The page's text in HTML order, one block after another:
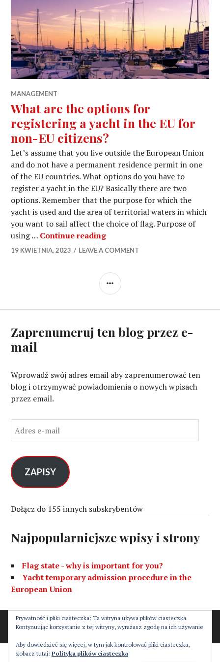
MANAGEMENT
What are the options for
registering a yacht in the EU for
non-EU citizens?
Let’s assume that you live outside the European Union
and do not have a permanent residence permit in one
of the EU countries. What options do you have to
register a yacht in the EU? Basically there are two
options. Remember that the purpose for which the
yacht is used and the area of ​​territorial waters in which
you want to sail affect the choice of flag. Purpose of
using … Continue readingWhat are the options for
19 KWIETNIA, 2023 LEAVE A COMMENT
SIDEBAR
Zaprenumeruj ten blog przez e-
mail
Wprowadź swój adres email aby zaprenumerować ten
blog i otrzymywać powiadomienia o nowych wpisach
przez email.
d
e
s
e
m
l
ZAPISY
Dołącz do 155 innych subskrybentów
Najpopularniejsze wpisy i strony
Flag state - why is important for you?
Yacht temporary admission procedure in the
European Union
Proudly powered by WordPress
Theme: Canard by
Automattic
Prywatność i pliki ciasteczka: Ta witryna używa plików ciasteczka.
Kontynuując korzystanie z tej witryny, wyrażasz zgodę na ich używanie.
Aby dowiedzieć się więcej, w tym jak kontrolować pliki ciasteczka,
zobacz tutaj: Polityka plików ciasteczka